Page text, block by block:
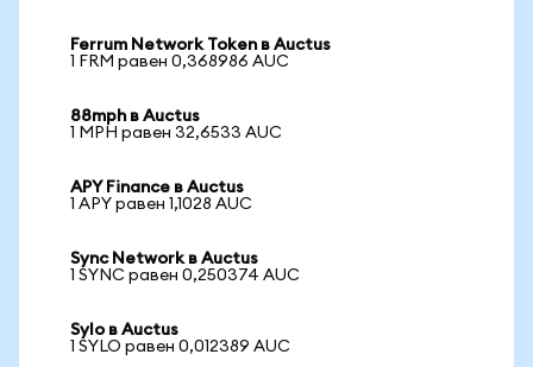
Ferrum Network Token в Auctus
1 FRM равен 0,368986 AUC
88mph в Auctus
1 MPH равен 32,6533 AUC
APY Finance в Auctus
1 APY равен 1,1028 AUC
Sync Network в Auctus
1 SYNC равен 0,250374 AUC
Sylo в Auctus
1 SYLO равен 0,012389 AUC